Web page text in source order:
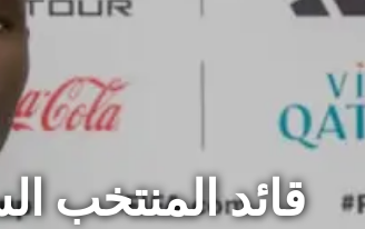
قائد المنتخب